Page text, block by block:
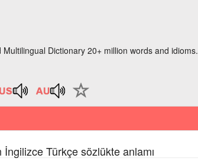
Dictionary 20+ million words and idioms.
İngilizce Türkçe sözlükte anlamı